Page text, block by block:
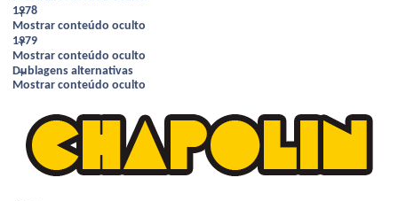
1978
Mostrar conteúdo oculto
1979
Mostrar conteúdo oculto
Dublagens alternativas
Mostrar conteúdo oculto